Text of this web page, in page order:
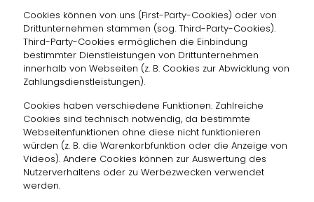
Cookies können von uns (First-Party-Cookies) oder von
Drittunternehmen stammen (sog. Third-Party-Cookies).
Third-Party-Cookies ermöglichen die Einbindung
bestimmter Dienstleistungen von Drittunternehmen
innerhalb von Webseiten (z. B. Cookies zur Abwicklung von
Zahlungsdienstleistungen).
Cookies haben verschiedene Funktionen. Zahlreiche
Cookies sind technisch notwendig, da bestimmte
Webseitenfunktionen ohne diese nicht funktionieren
würden (z. B. die Warenkorbfunktion oder die Anzeige von
Videos). Andere Cookies können zur Auswertung des
Nutzerverhaltens oder zu Werbezwecken verwendet
werden.